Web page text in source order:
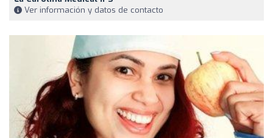
Ver información y datos de contacto